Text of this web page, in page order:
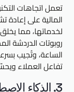
تعمل اتجاهات
المالية على
لخدماتها، مما
روبوتات الدردشة
الساعة، وتُجيب
تفاعل العملاء
3. الذكاء